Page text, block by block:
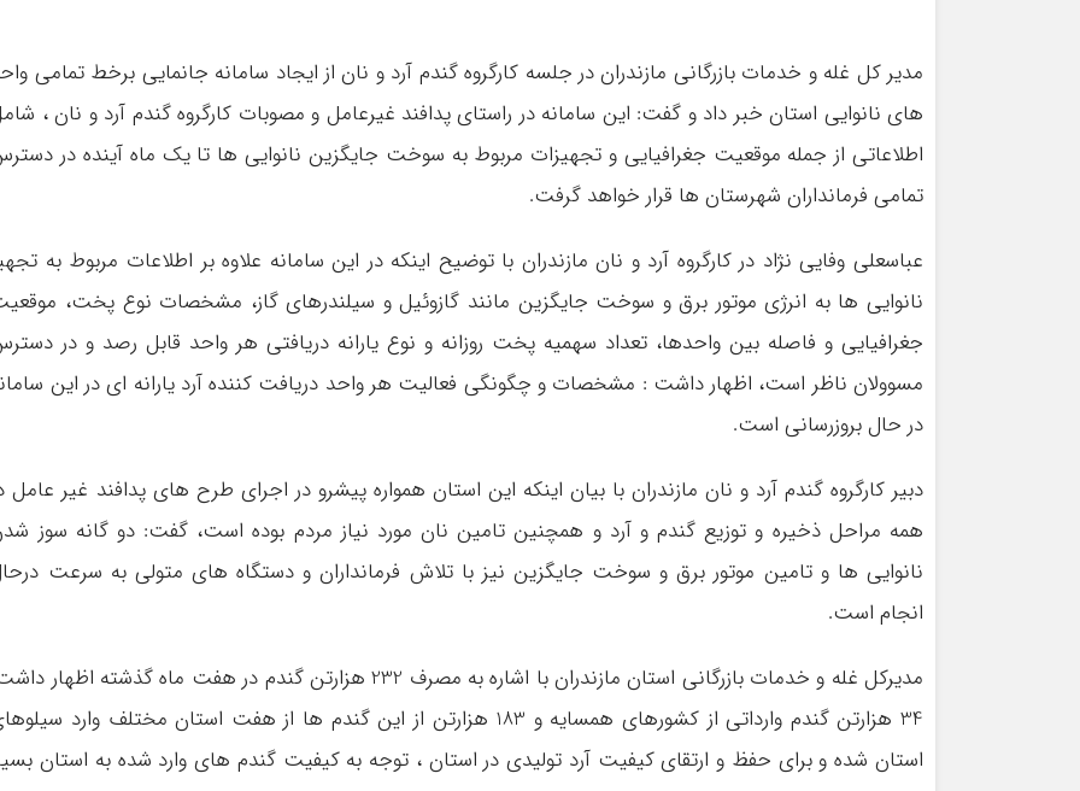
مدیر کل غله و خدمات بازرگانی مازندران در جلسه کارگروه گندم آرد و نان از ایجاد سامانه جانمایی برخط تمامی
های نانوایی استان خبر داد و گفت: این سامانه در راستای پدافند غیرعامل و مصوبات کارگروه گندم آرد و نان ،
اطلاعاتی از جمله موقعیت جغرافیایی و تجهیزات مربوط به سوخت جایگزین نانوایی ها تا یک ماه آینده در
تمامی فرمانداران شهرستان ها قرار خواهد گرفت.
عباسعلی وفایی نژاد در کارگروه آرد و نان مازندران با توضیح اینکه در این سامانه علاوه بر اطلاعات مربوط به
نانوایی ها به انرژی موتور برق و سوخت جایگزین مانند گازوئیل و سیلندرهای گاز، مشخصات نوع پخت،
جغرافیایی و فاصله بین واحدها، تعداد سهمیه پخت روزانه و نوع یارانه دریافتی هر واحد قابل رصد و در
مسوولان ناظر است، اظهار داشت :‌ مشخصات و چگونگی فعالیت هر واحد دریافت کننده آرد یارانه ای در این
در حال بروزرسانی است.
دبیر کارگروه گندم آرد و نان مازندران با بیان اینکه این استان همواره پیشرو در اجرای طرح های پدافند غیر عامل
همه مراحل ذخیره و توزیع گندم و آرد و همچنین تامین نان مورد نیاز مردم بوده است، گفت: دو گانه سوز
نانوایی ها و تامین موتور برق و سوخت جایگزین نیز با تلاش فرمانداران و دستگاه های متولی به سرعت
انجام است.
مدیرکل غله و خدمات بازرگانی استان مازندران با اشاره به مصرف 232 هزارتن گندم در هفت ماه گذشته اظهار
34 هزارتن گندم وارداتی از کشورهای همسایه و 183 هزارتن از این گندم ها از هفت استان مختلف وارد
استان شده و برای حفظ و ارتقای کیفیت آرد تولیدی در استان ، توجه به کیفیت گندم های وارد شده به استان